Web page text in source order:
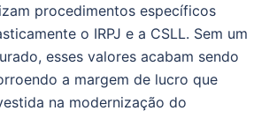
procedimentos específicos
o IRPJ e a CSLL. Sem um
esses valores acabam sendo
a margem de lucro que
na modernização do